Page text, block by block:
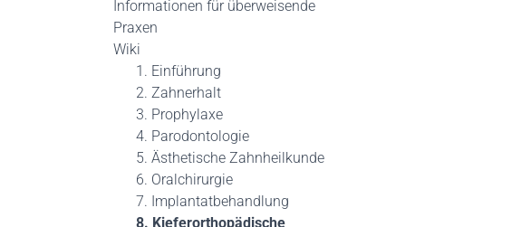
Informationen für überweisende
Praxen
Wiki
1. Einführung
2. Zahnerhalt
3. Prophylaxe
4. Parodontologie
5. Ästhetische Zahnheilkunde
6. Oralchirurgie
7. Implantatbehandlung
8. Kieferorthopädische